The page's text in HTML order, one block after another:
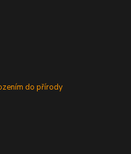
do přírody